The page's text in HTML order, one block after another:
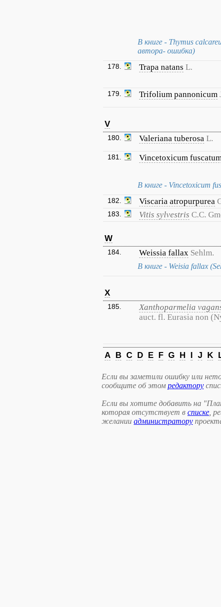
В книге - Thymus
автора- ошибка)
178. Trapa natans L.
179. Trifolium pannonicum
V
180. Valeriana tuberosa L.
181. Vincetoxicum
В книге - Vincetoxicum
182. Viscaria atropurpurea
183. Vitis sylvestris C.C.
W
184. Weissia fallax Sehlm.
В книге - Weisia fallax
X
185.
Xanthoparmelia
auct. fl. Eurasia non
A B C D E F G H I J K
Если вы заметили ошибку или
сообщите об этом редактору
Если вы хотите добавить на
которая отсутствует в списке ,
желании администратору